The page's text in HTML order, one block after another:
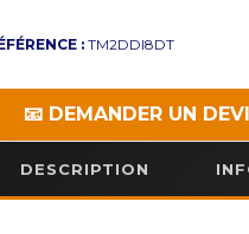
:TM2DDI8DT
📧 DEMANDER UN
DESCRIPTION